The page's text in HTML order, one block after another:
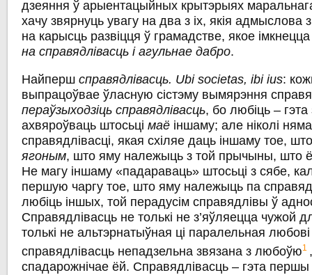
дзеяння ў арыентацыйных крытэрыях
хачу звярнуць увагу на два з іх, якія адмыслова
на карысць развіцця ў грамадстве, якое
на справядлівасць i агульнае дабро.
Найпершсправядлівасць. Ubi societas, ibi ius:
выпрацоўвае ўласную сістэму вымярэння
пераўзыходзіць справядлівасць, бо любіць –
ахвяроўваць штосьцімаё іншаму; але ніколі
справядлівасці, якая схіляе даць іншаму тое,
ягоным, што яму належыць з той прычыны, што ён
Не магу іншаму «падараваць» штосьці з сябе,
першую чаргу тое, што яму належыць па
любіць іншых, той перадусім справядлівы ў
Справядлівасць не толькі не з’яўляецца чужой
толькі не альтэрнатыўная ці паралельная
справядлівасць непадзельна звязана з любоўю1
спадарожнічае ёй. Справядлівасць – гэта